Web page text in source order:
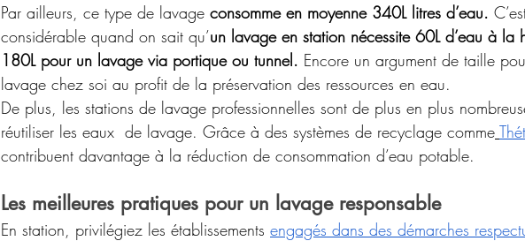
Par ailleurs, ce type de lavage consomme en moyenne 340L litres d’eau.
considérable quand on sait qu’un lavage en station nécessite 60L d’eau à la
180L pour un lavage via portique ou tunnel. Encore un argument de taille
lavage chez soi au profit de la préservation des ressources en eau.
De plus, les stations de lavage professionnelles sont de plus en plus
réutiliser les eaux  de lavage. Grâce à des systèmes de recyclage comme
contribuent davantage à la réduction de consommation d’eau potable.
Les meilleures pratiques pour un lavage responsable
En station, privilégiez les établissements engagés dans des démarches